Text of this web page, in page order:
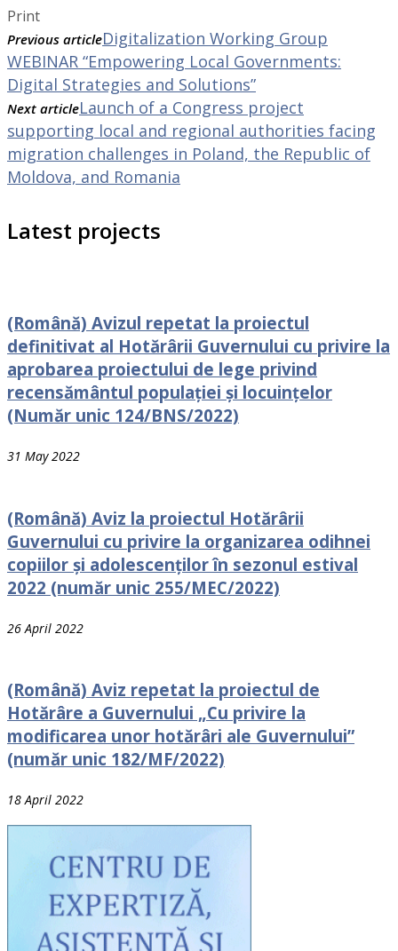
Print
Previous articleDigitalization Working Group
WEBINAR “Empowering Local Governments:
Digital Strategies and Solutions”
Next articleLaunch of a Congress project
supporting local and regional authorities facing
migration challenges in Poland, the Republic of
Moldova, and Romania
Latest projects
(Română) Avizul repetat la proiectul
definitivat al Hotărârii Guvernului cu privire la
aprobarea proiectului de lege privind
recensământul populației și locuințelor
(Număr unic 124/BNS/2022)
31 May 2022
(Română) Aviz la proiectul Hotărârii
Guvernului cu рrivire la organizarea odihnei
сорiilоr și adolescenților în sezonul estival
2022 (număr unic 255/MEC/2022)
26 April 2022
(Română) Aviz repetat la proiectul de
Hotărâre a Guvernului „Cu privire la
modificarea unor hotărâri ale Guvernului”
(număr unic 182/MF/2022)
18 April 2022